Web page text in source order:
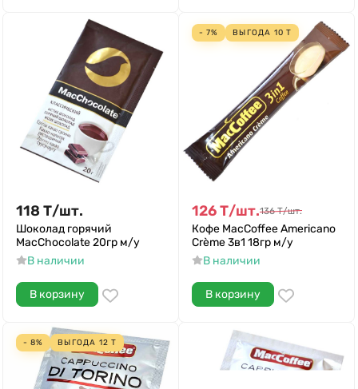
118 Т/шт.
Шоколад горячий
MacChocolate 20гр м/у
В наличии
В корзину
- 7% ВЫГОДА 10 Т
126Т/шт.136 Т/шт.
Кофе MacCoffee Americano
Crème 3в1 18гр м/у
В наличии
В корзину
- 8% ВЫГОДА 12 Т